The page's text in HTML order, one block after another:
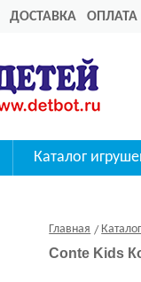
ДОСТАВКА ОПЛАТА
Каталог
Главная
Conte Kids